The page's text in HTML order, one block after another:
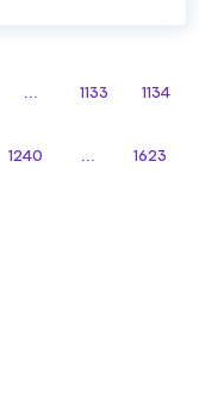
... 1133 1134
1240 1623